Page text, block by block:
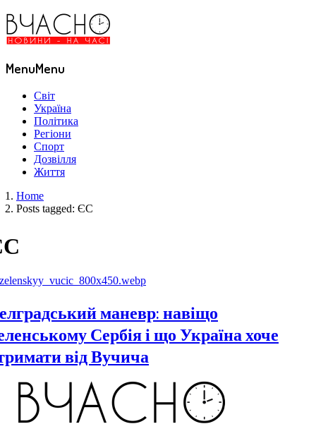
MenuMenu
Світ
Україна
Політика
Регіони
Спорт
Дозвілля
Життя
Home
Posts tagged: ЄС
маневр: навіщо
Сербія і що Україна хоче
від Вучича